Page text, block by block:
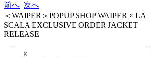
前へ 次へ
＜WAIPER＞POPUP SHOP WAIPER × LA
SCALA EXCLUSIVE ORDER JACKET
RELEASE